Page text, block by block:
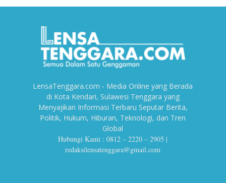
LensaTenggara.com - Media Online yang Berada
di Kota Kendari, Sulawesi Tenggara yang
Menyajikan Informasi Terbaru Seputar Berita,
Politik, Hukum, Hiburan, Teknologi, dan Tren
Global
Hubungi Kami : 0812 – 2220 – 2905 |
redaksilensatenggara@gmail.com